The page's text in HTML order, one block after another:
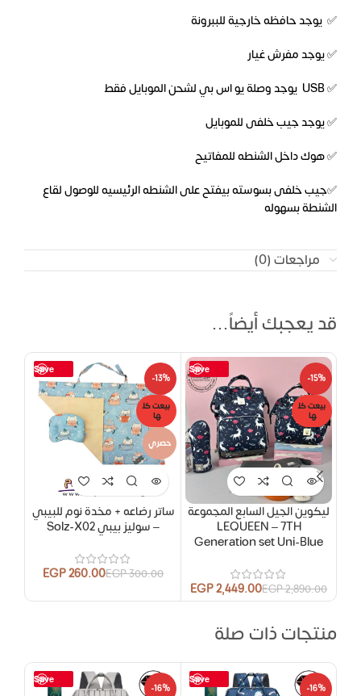
✅ يوجد حافظه خارجية للببرونة
✅ يوجد مفرش غيار
✅ USB يوجد وصلة يو اس بي لشحن الموبايل فقط
✅ يوجد جيب خلفى للموبايل
✅ هوك داخل الشنطه للمفاتيح
✅جيب خلفى بسوسته بيفتح على الشنطه الرئيسيه للوصول لقاع
الشنطة بسهوله
مراجعات (0)
قد يعجبك أيضاً…
Save
-15%
بيعت كل
ها
ليكوين الجيل السابع المجموعة
LEQUEEN – 7TH
Generation set Uni-Blue
2,890.00
EGP
2,449.00
EGP
Save
-13%
بيعت كل
ها
حصري
ساتر رضاعه + مخدة نوم للبيبي
– سوليز بيبي Solz-X02
300.00
EGP
260.00
EGP
منتجات ذات صلة
Save
-16%
Save
-16%